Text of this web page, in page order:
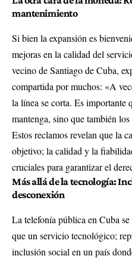
mantenimiento
Si bien la expansión es
mejoras en la calidad del
vecino de Santiago de Cuba,
compartida por muchos: «A
la línea se corta. Es
mantenga, sino que también
Estos reclamos revelan que la
objetivo; la calidad y la
cruciales para garantizar el
Más allá de la tecnología:
desconexión
La telefonía pública en Cuba
que un servicio tecnológico;
inclusión social en un país